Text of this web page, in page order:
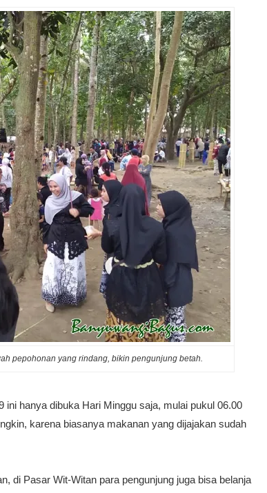
pepohonan yang rindang, bikin pengunjung betah.
hanya dibuka Hari Minggu saja, mulai pukul 06.00
karena biasanya makanan yang dijajakan sudah
di Pasar Wit-Witan para pengunjung juga bisa belanja